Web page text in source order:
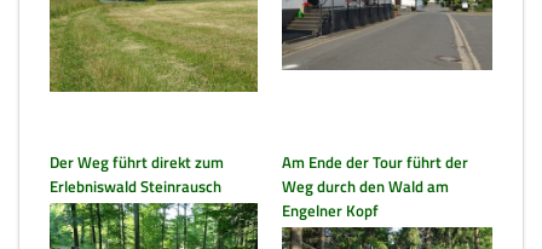
Der Weg führt direkt zum
Erlebniswald Steinrausch
Am Ende der Tour führt der
Weg durch den Wald am
Engelner Kopf